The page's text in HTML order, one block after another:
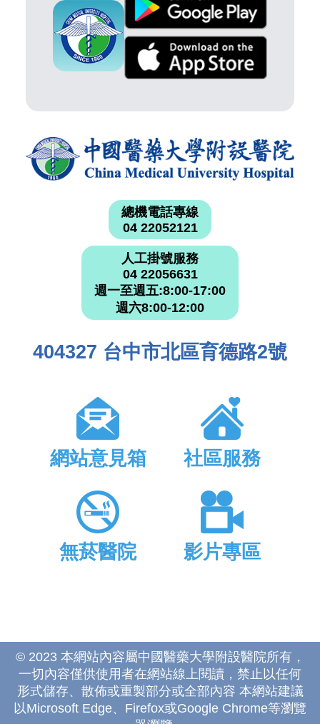
總機電話專線
04 22052121
人工掛號服務
04 22056631
週一至週五:8:00-17:00
週六8:00-12:00
404327 台中市北區育德路2號
網站意見箱 社區服務
無菸醫院 影片專區
© 2023 本網站內容屬中國醫藥大學附設醫院所有，
一切內容僅供使用者在網站線上閱讀，禁止以任何
形式儲存、散佈或重製部分或全部內容 本網站建議
以Microsoft Edge、Firefox或Google Chrome等瀏覽